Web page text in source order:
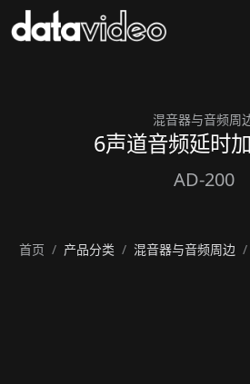
混音器与音频周
6声道音频延时
AD-200
首页 产品分类 混音器与音频周边